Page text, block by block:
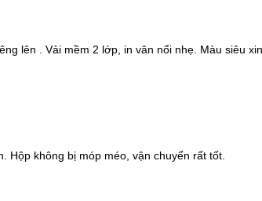
lên . Vải mềm 2 lớp, in vân nổi nhẹ. Màu siêu
không bị móp méo, vận chuyển rất tốt.